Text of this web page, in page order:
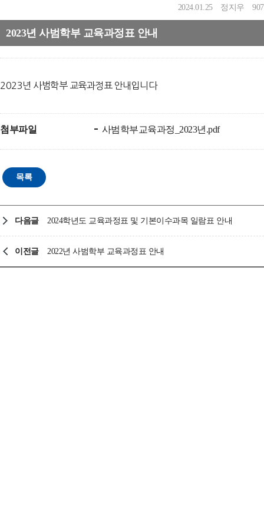
2024.01.25 정지우 907
2023년 사범학부 교육과정표 안내
2023년 사범학부 교육과정표 안내입니다
첨부파일 사범학부교육과정_2023년.pdf
다음글 2024학년도 교육과정표 및 기본이수과목 일람표 안내
이전글 2022년 사범학부 교육과정표 안내